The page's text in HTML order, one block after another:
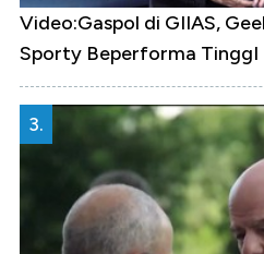
Video:Gaspol di GIIAS,
Sporty Beperforma TinggI
3.